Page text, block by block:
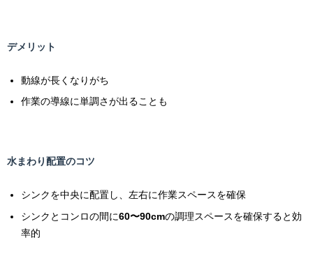
デメリット
動線が長くなりがち
作業の導線に単調さが出ることも
水まわり配置のコツ
シンクを中央に配置し、左右に作業スペースを確保
シンクとコンロの間に60〜90cmの調理スペースを確保すると効
率的